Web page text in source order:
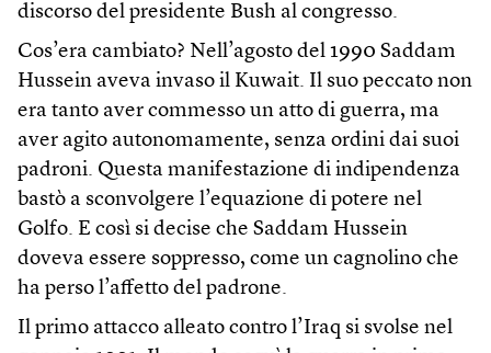
discorso del presidente Bush al congresso.
Cos’era cambiato? Nell’agosto del 1990 Saddam
Hussein aveva invaso il Kuwait. Il suo peccato non
era tanto aver commesso un atto di guerra, ma
aver agito autonomamente, senza ordini dai suoi
padroni. Questa manifestazione di indipendenza
bastò a sconvolgere l’equazione di potere nel
Golfo. E così si decise che Saddam Hussein
doveva essere soppresso, come un cagnolino che
ha perso l’affetto del padrone.
Il primo attacco alleato contro l’Iraq si svolse nel